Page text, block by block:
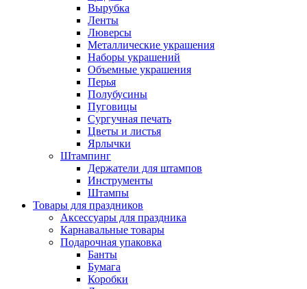
Вырубка
Ленты
Люверсы
Металлические украшения
Наборы украшений
Объемные украшения
Перья
Полубусины
Пуговицы
Сургучная печать
Цветы и листья
Ярлычки
Штампинг
Держатели для штампов
Инструменты
Штампы
Товары для праздников
Аксессуары для праздника
Карнавальные товары
Подарочная упаковка
Банты
Бумага
Коробки